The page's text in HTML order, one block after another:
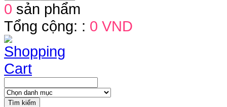
0 sản phẩm
Tổng cộng: : 0 VND
Tìm kiếm